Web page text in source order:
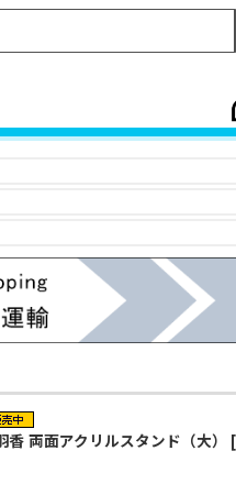
香 両面アクリルスタンド（大）